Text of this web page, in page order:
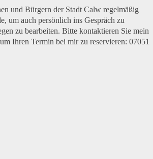
und Bürgern der Stadt Calw regelmäßig
um auch persönlich ins Gespräch zu
zu bearbeiten. Bitte kontaktieren Sie mein
Ihren Termin bei mir zu reservieren: 07051